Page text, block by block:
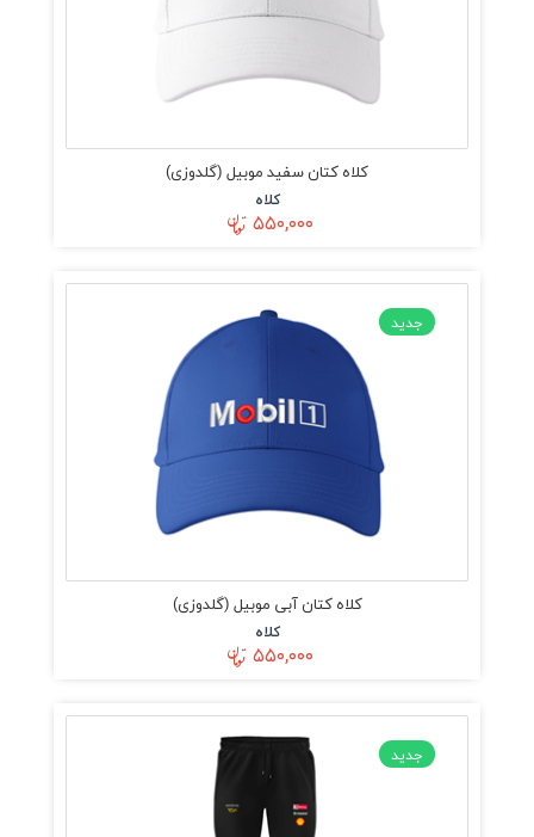
کلاه کتان سفید موبیل (گلدوزی)
کلاه
۵۵۰,۰۰۰
جدید
کلاه کتان آبی موبیل (گلدوزی)
کلاه
۵۵۰,۰۰۰
جدید